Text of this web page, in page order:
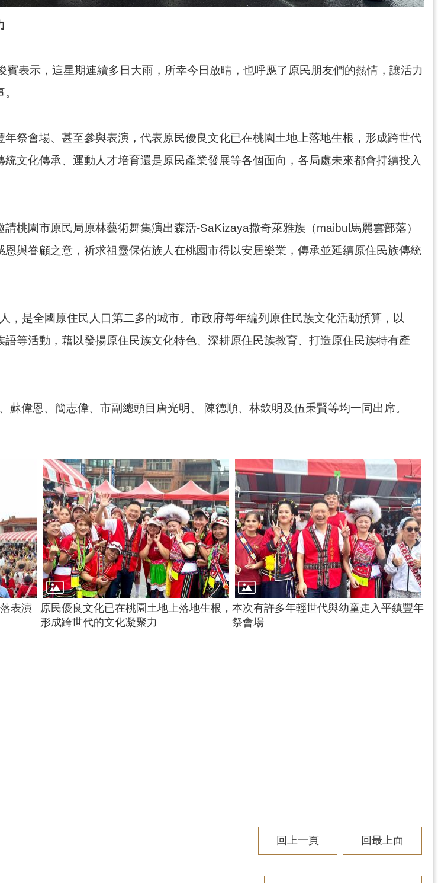
表示，這星期連續多日大雨，所幸今日放晴，也呼應了原民朋友們的熱情，讓活力
祭會場、甚至參與表演，代表原民優良文化已在桃園土地上落地生根，形成跨世代
文化傳承、運動人才培育還是原民產業發展等各個面向，各局處未來都會持續投入
桃園市原民局原林藝術舞集演出森活-SaKizaya撒奇萊雅族（maibul馬麗雲部落）
與眷顧之意，祈求祖靈保佑族人在桃園市得以安居樂業，傳承並延續原住民族傳統
是全國原住民人口第二多的城市。市政府每年編列原住民族文化活動預算，以
等活動，藉以發揚原住民族文化特色、深耕原住民族教育、打造原住民族特有產
偉恩、簡志偉、市副總頭目唐光明、 陳德順、林欽明及伍秉賢等均一同出席。
表演
原民優良文化已在桃園土地上落地生根，
形成跨世代的文化凝聚力
本次有許多年輕世代與幼童走入平鎮豐年
祭會場
回上一頁 回最上面